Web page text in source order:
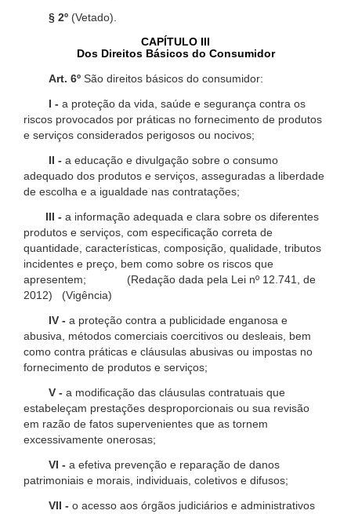
§ 2º (Vetado).
CAPÍTULO III
Dos Direitos Básicos do Consumidor
Art. 6º São direitos básicos do consumidor:
I - a proteção da vida, saúde e segurança contra os
riscos provocados por práticas no fornecimento de produtos
e serviços considerados perigosos ou nocivos;
II - a educação e divulgação sobre o consumo
adequado dos produtos e serviços, asseguradas a liberdade
de escolha e a igualdade nas contratações;
III - a informação adequada e clara sobre os diferentes
produtos e serviços, com especificação correta de
quantidade, características, composição, qualidade, tributos
incidentes e preço, bem como sobre os riscos que
apresentem; (Redação dada pela Lei nº 12.741, de
2012) (Vigência)
IV - a proteção contra a publicidade enganosa e
abusiva, métodos comerciais coercitivos ou desleais, bem
como contra práticas e cláusulas abusivas ou impostas no
fornecimento de produtos e serviços;
V - a modificação das cláusulas contratuais que
estabeleçam prestações desproporcionais ou sua revisão
em razão de fatos supervenientes que as tornem
excessivamente onerosas;
VI - a efetiva prevenção e reparação de danos
patrimoniais e morais, individuais, coletivos e difusos;
VII - o acesso aos órgãos judiciários e administrativos